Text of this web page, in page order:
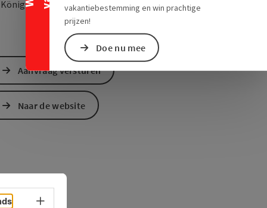
vakantiebestemming en win prachtige
prijzen!
Doe nu mee
Königswiesen Openen in Google Maps
Openen in Apple
Aanvraag versturen
Naar de website
Taalkeuze - menu openen